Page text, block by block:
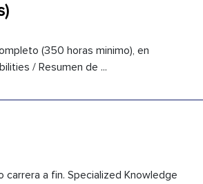
(350 horas minimo), en
/ Resumen de ...
carrera a fin. Specialized Knowledge